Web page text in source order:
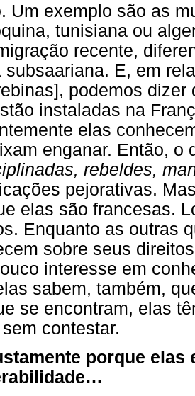
Um exemplo são as
tunisiana ou
recente,
subsaariana. E, em
podemos
instaladas na
elas
enganar. Então, o
rebeldes,
pejorativas.
elas são francesas.
Enquanto as outras
sobre seus
interesse em
sabem, também,
se encontram, elas
contestar.
porque elas